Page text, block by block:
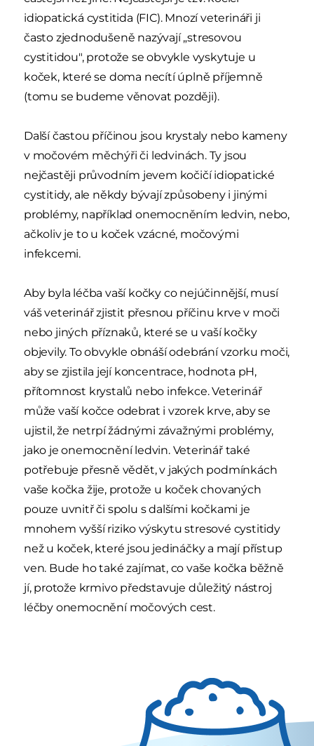
idiopatická cystitida (FIC). Mnozí veterináři ji
často zjednodušeně nazývají „stresovou
cystitidou", protože se obvykle vyskytuje u
koček, které se doma necítí úplně příjemně
(tomu se budeme věnovat později).
Další častou příčinou jsou krystaly nebo kameny
v močovém měchýři či ledvinách. Ty jsou
nejčastěji průvodním jevem kočičí idiopatické
cystitidy, ale někdy bývají způsobeny i jinými
problémy, například onemocněním ledvin, nebo,
ačkoliv je to u koček vzácné, močovými
infekcemi.
Aby byla léčba vaší kočky co nejúčinnější, musí
váš veterinář zjistit přesnou příčinu krve v moči
nebo jiných příznaků, které se u vaší kočky
objevily. To obvykle obnáší odebrání vzorku moči,
aby se zjistila její koncentrace, hodnota pH,
přítomnost krystalů nebo infekce. Veterinář
může vaší kočce odebrat i vzorek krve, aby se
ujistil, že netrpí žádnými závažnými problémy,
jako je onemocnění ledvin. Veterinář také
potřebuje přesně vědět, v jakých podmínkách
vaše kočka žije, protože u koček chovaných
pouze uvnitř či spolu s dalšími kočkami je
mnohem vyšší riziko výskytu stresové cystitidy
než u koček, které jsou jedináčky a mají přístup
ven. Bude ho také zajímat, co vaše kočka běžně
jí, protože krmivo představuje důležitý nástroj
léčby onemocnění močových cest.